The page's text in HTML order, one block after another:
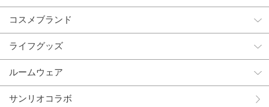
コスメブランド
ライフグッズ
ルームウェア
サンリオコラボ